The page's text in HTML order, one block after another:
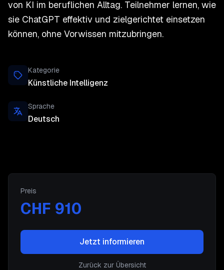
von KI im beruflichen Alltag. Teilnehmer lernen, wie
sie ChatGPT effektiv und zielgerichtet einsetzen
können, ohne Vorwissen mitzubringen.
Kategorie
Künstliche Intelligenz
Sprache
Deutsch
Preis
CHF 910
Jetzt informieren
Zurück zur Übersicht